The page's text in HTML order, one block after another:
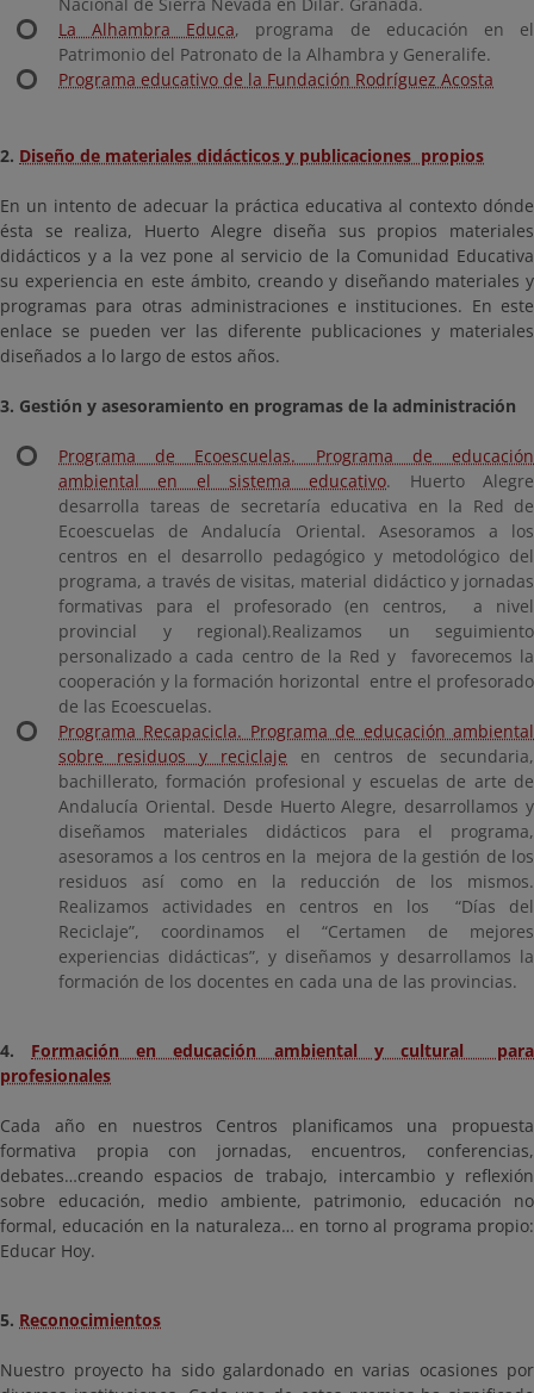
La Alhambra Educa, programa de educación en el
Patrimonio del Patronato de la Alhambra y Generalife.
Programa educativo de la Fundación Rodríguez Acosta
2. Diseño de materiales didácticos y publicaciones propios
En un intento de adecuar la práctica educativa al contexto dónde
ésta se realiza, Huerto Alegre diseña sus propios materiales
didácticos y a la vez pone al servicio de la Comunidad Educativa
su experiencia en este ámbito, creando y diseñando materiales y
programas para otras administraciones e instituciones. En este
enlace se pueden ver las diferente publicaciones y materiales
diseñados a lo largo de estos años.
3. Gestión y asesoramiento en programas de la administración
Programa de Ecoescuelas. Programa de educación
ambiental en el sistema educativo. Huerto Alegre
desarrolla tareas de secretaría educativa en la Red de
Ecoescuelas de Andalucía Oriental. Asesoramos a los
centros en el desarrollo pedagógico y metodológico del
programa, a través de visitas, material didáctico y jornadas
formativas para el profesorado (en centros, a nivel
provincial y regional).Realizamos un seguimiento
personalizado a cada centro de la Red y favorecemos la
cooperación y la formación horizontal entre el profesorado
de las Ecoescuelas.
Programa Recapacicla. Programa de educación ambiental
sobre residuos y reciclaje en centros de secundaria,
bachillerato, formación profesional y escuelas de arte de
Andalucía Oriental. Desde Huerto Alegre, desarrollamos y
diseñamos materiales didácticos para el programa,
asesoramos a los centros en la mejora de la gestión de los
residuos así como en la reducción de los mismos.
Realizamos actividades en centros en los “Días del
Reciclaje”, coordinamos el “Certamen de mejores
experiencias didácticas”, y diseñamos y desarrollamos la
formación de los docentes en cada una de las provincias.
4.
Formación en educación ambiental y cultural para
profesionales
Cada año en nuestros Centros planificamos una propuesta
formativa propia con jornadas, encuentros, conferencias,
debates…creando espacios de trabajo, intercambio y reflexión
sobre educación, medio ambiente, patrimonio, educación no
formal, educación en la naturaleza… en torno al programa propio:
Educar Hoy.
5. Reconocimientos
Nuestro proyecto ha sido galardonado en varias ocasiones por